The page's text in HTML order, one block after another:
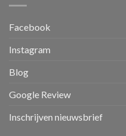
Facebook
Instagram
Blog
Google Review
Inschrijven nieuwsbrief